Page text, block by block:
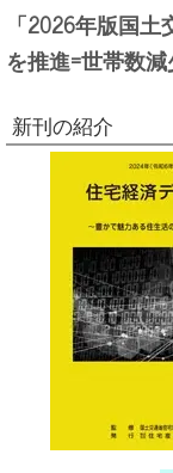
「2026年版国
を推進=世帯数
新刊の紹介